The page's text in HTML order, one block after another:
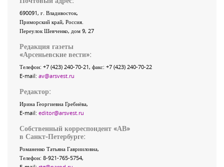
690091, г. Владивосток,
Приморский край, Россия
Переулок Шевченко, дом 9, 27
Редакция газеты
«Арсеньевские вести»:
Телефон: +7 (423) 240-70-21, факс: +7 (423) 240-70-22
E-mail: av@arsvest.ru
Редактор:
Ирина Георгиевна Гребнёва,
E-mail: editor@arsvest.ru
Собственный корреспондент «АВ»
в Санкт-Петербурге:
Романенко Татьяна Гаврииловна,
Телефон: 8-921-765-5754,